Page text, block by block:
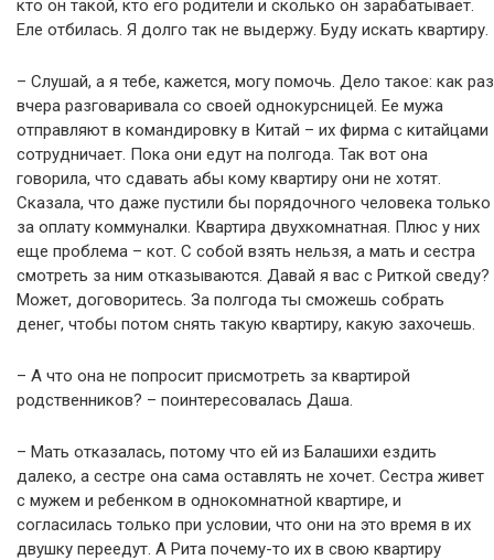
кто он такой, кто его родители и сколько он зарабатывает.
Еле отбилась. Я долго так не выдержу. Буду искать квартиру.
– Слушай, а я тебе, кажется, могу помочь. Дело такое: как раз
вчера разговаривала со своей однокурсницей. Ее мужа
отправляют в командировку в Китай – их фирма с китайцами
сотрудничает. Пока они едут на полгода. Так вот она
говорила, что сдавать абы кому квартиру они не хотят.
Сказала, что даже пустили бы порядочного человека только
за оплату коммуналки. Квартира двухкомнатная. Плюс у них
еще проблема – кот. С собой взять нельзя, а мать и сестра
смотреть за ним отказываются. Давай я вас с Риткой сведу?
Может, договоритесь. За полгода ты сможешь собрать
денег, чтобы потом снять такую квартиру, какую захочешь.
– А что она не попросит присмотреть за квартирой
родственников? – поинтересовалась Даша.
– Мать отказалась, потому что ей из Балашихи ездить
далеко, а сестре она сама оставлять не хочет. Сестра живет
с мужем и ребенком в однокомнатной квартире, и
согласилась только при условии, что они на это время в их
двушку переедут. А Рита почему-то их в свою квартиру